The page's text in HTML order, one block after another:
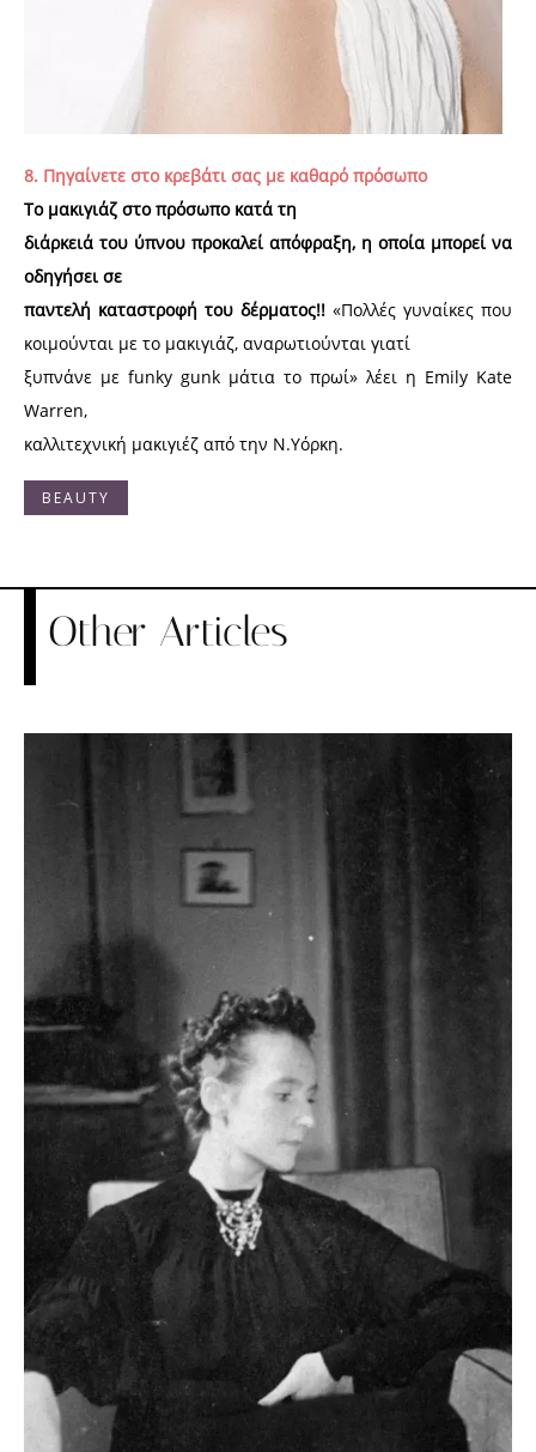
8. Πηγαίνετε στο κρεβάτι σας με καθαρό πρόσωπο
Το μακιγιάζ στο πρόσωπο κατά τη
διάρκειά του ύπνου προκαλεί απόφραξη, η οποία μπορεί να
οδηγήσει σε
παντελή καταστροφή του δέρματος!! «Πολλές γυναίκες που
κοιμούνται με το μακιγιάζ, αναρωτιούνται γιατί
ξυπνάνε με funky gunk μάτια το πρωί» λέει η Emily Kate
Warren,
καλλιτεχνική μακιγιέζ από την Ν.Υόρκη.
BEAUTY
Other Articles